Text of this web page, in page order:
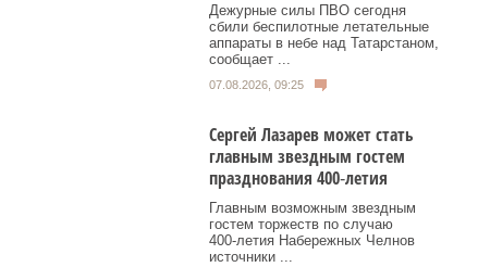
Дежурные силы ПВО сегодня
сбили беспилотные летательные
аппараты в небе над Татарстаном,
сообщает ...
07.08.2026, 09:25
Сергей Лазарев может стать
главным звездным гостем
празднования 400‑летия
Главным возможным звездным
гостем торжеств по случаю
400‑летия Набережных Челнов
источники ...